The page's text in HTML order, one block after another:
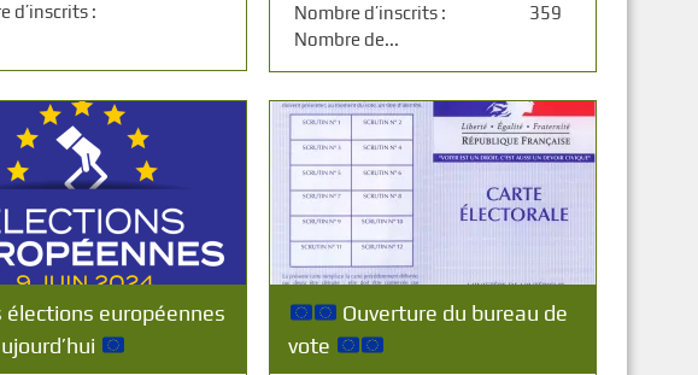
d’inscrits :
Nombre d’inscrits : 359
Nombre de...
élections européennes
Ouverture du bureau de
vote